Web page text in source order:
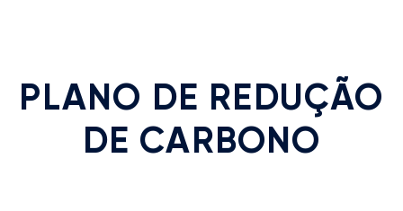
PLANO DE REDUÇÃO
DE CARBONO